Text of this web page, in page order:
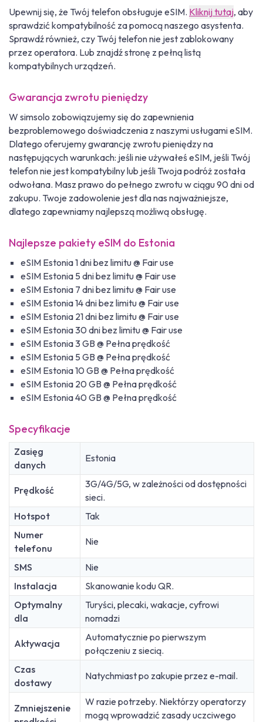
Upewnij się, że Twój telefon obsługuje eSIM. Kliknij tutaj, aby
sprawdzić kompatybilność za pomocą naszego asystenta.
Sprawdź również, czy Twój telefon nie jest zablokowany
przez operatora. Lub znajdź stronę z pełną listą
kompatybilnych urządzeń.
Gwarancja zwrotu pieniędzy
W simsolo zobowiązujemy się do zapewnienia
bezproblemowego doświadczenia z naszymi usługami eSIM.
Dlatego oferujemy gwarancję zwrotu pieniędzy na
następujących warunkach: jeśli nie używałeś eSIM, jeśli Twój
telefon nie jest kompatybilny lub jeśli Twoja podróż została
odwołana. Masz prawo do pełnego zwrotu w ciągu 90 dni od
zakupu. Twoje zadowolenie jest dla nas najważniejsze,
dlatego zapewniamy najlepszą możliwą obsługę.
Najlepsze pakiety eSIM do Estonia
eSIM Estonia 1 dni bez limitu @ Fair use
eSIM Estonia 5 dni bez limitu @ Fair use
eSIM Estonia 7 dni bez limitu @ Fair use
eSIM Estonia 14 dni bez limitu @ Fair use
eSIM Estonia 21 dni bez limitu @ Fair use
eSIM Estonia 30 dni bez limitu @ Fair use
eSIM Estonia 3 GB @ Pełna prędkość
eSIM Estonia 5 GB @ Pełna prędkość
eSIM Estonia 10 GB @ Pełna prędkość
eSIM Estonia 20 GB @ Pełna prędkość
eSIM Estonia 40 GB @ Pełna prędkość
Specyfikacje
Zasięg
danych
Estonia
Prędkość
3G/4G/5G, w zależności od dostępności
sieci.
Hotspot
Tak
Numer
telefonu
Nie
SMS
Nie
Instalacja
Skanowanie kodu QR.
Optymalny
dla
Turyści, plecaki, wakacje, cyfrowi
nomadzi
Aktywacja
Automatycznie po pierwszym
połączeniu z siecią.
Czas
dostawy
Natychmiast po zakupie przez e-mail.
Zmniejszenie
W razie potrzeby. Niektórzy operatorzy
mogą wprowadzić zasady uczciwego